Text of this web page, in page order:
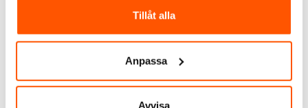
Tillåt alla
Anpassa
Avvisa
ANDRA KUNDER KÖPTE ÄVEN